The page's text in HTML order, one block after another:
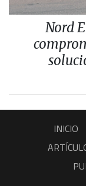
Nord
INICIO